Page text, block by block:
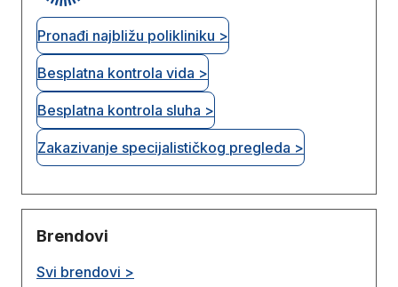
Pronađi najbližu polikliniku >
Besplatna kontrola vida >
Besplatna kontrola sluha >
Zakazivanje specijalističkog pregleda >
Brendovi
Svi brendovi >